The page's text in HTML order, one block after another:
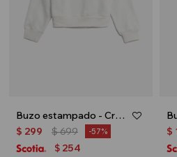
Buzo estampado - Crudo
$ 299 $699 57
$ 254
$